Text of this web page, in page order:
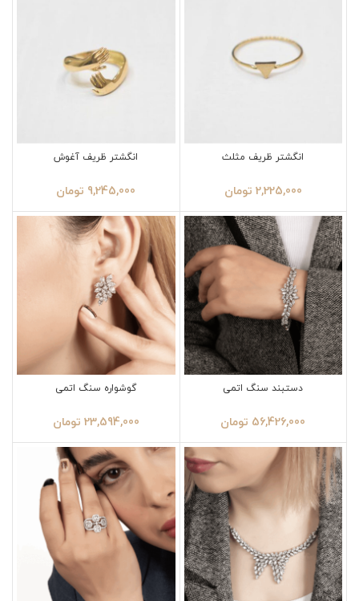
انگشتر ظریف مثلث
2,225,000 تومان
انگشتر ظریف آغوش
9,245,000 تومان
دستبند سنگ اتمی
56,426,000 تومان
گوشواره سنگ اتمی
23,594,000 تومان